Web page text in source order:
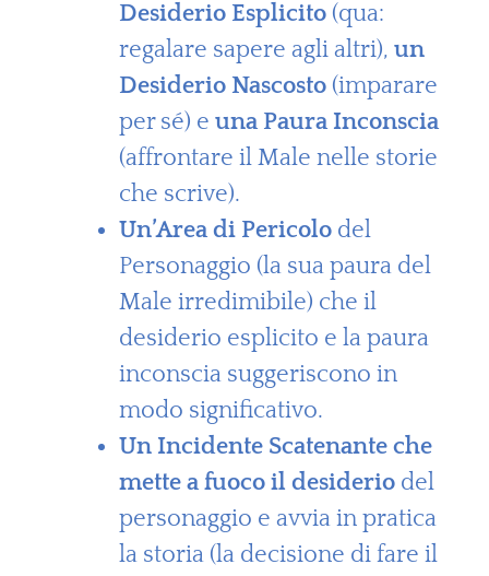
Desiderio Esplicito (qua:
regalare sapere agli altri), un
Desiderio Nascosto (imparare
per sé) e una Paura Inconscia
(affrontare il Male nelle storie
che scrive).
Un’Area di Pericolo del
Personaggio (la sua paura del
Male irredimibile) che il
desiderio esplicito e la paura
inconscia suggeriscono in
modo significativo.
Un Incidente Scatenante che
mette a fuoco il desiderio del
personaggio e avvia in pratica
la storia (la decisione di fare il